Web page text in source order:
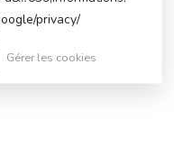
privacy/
Gérer les cookies